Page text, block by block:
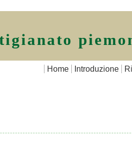
Home Introduzione